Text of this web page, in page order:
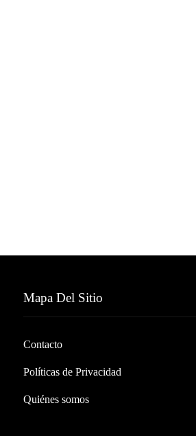
Mapa Del Sitio
Contacto
Políticas de Privacidad
Quiénes somos